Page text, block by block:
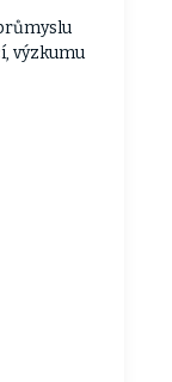
výzkumu